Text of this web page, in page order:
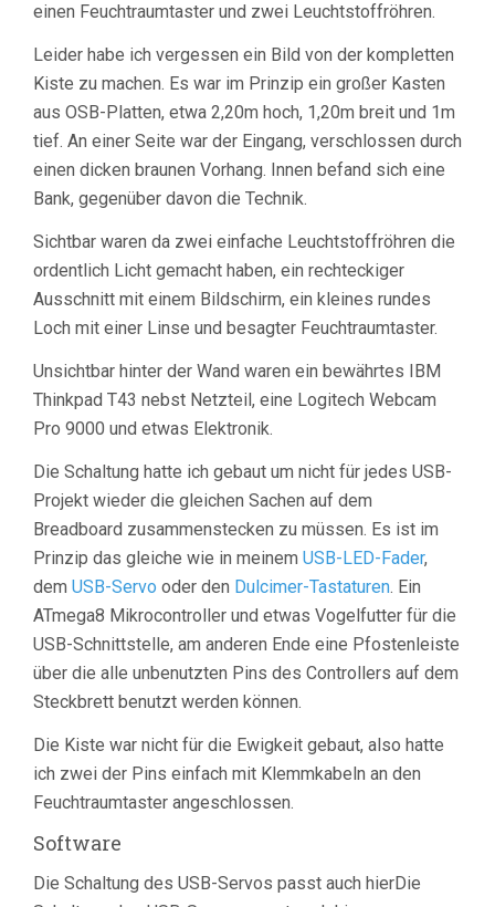
einen Feuchtraumtaster und zwei Leuchtstoffröhren.
Leider habe ich vergessen ein Bild von der kompletten
Kiste zu machen. Es war im Prinzip ein großer Kasten
aus OSB-Platten, etwa 2,20m hoch, 1,20m breit und 1m
tief. An einer Seite war der Eingang, verschlossen durch
einen dicken braunen Vorhang. Innen befand sich eine
Bank, gegenüber davon die Technik.
Sichtbar waren da zwei einfache Leuchtstoffröhren die
ordentlich Licht gemacht haben, ein rechteckiger
Ausschnitt mit einem Bildschirm, ein kleines rundes
Loch mit einer Linse und besagter Feuchtraumtaster.
Unsichtbar hinter der Wand waren ein bewährtes IBM
Thinkpad T43 nebst Netzteil, eine Logitech Webcam
Pro 9000 und etwas Elektronik.
Die Schaltung hatte ich gebaut um nicht für jedes USB-
Projekt wieder die gleichen Sachen auf dem
Breadboard zusammenstecken zu müssen. Es ist im
Prinzip das gleiche wie in meinem USB-LED-Fader,
dem USB-Servo oder den Dulcimer-Tastaturen. Ein
ATmega8 Mikrocontroller und etwas Vogelfutter für die
USB-Schnittstelle, am anderen Ende eine Pfostenleiste
über die alle unbenutzten Pins des Controllers auf dem
Steckbrett benutzt werden können.
Die Kiste war nicht für die Ewigkeit gebaut, also hatte
ich zwei der Pins einfach mit Klemmkabeln an den
Feuchtraumtaster angeschlossen.
Software
Die Schaltung des USB-Servos passt auch hierDie